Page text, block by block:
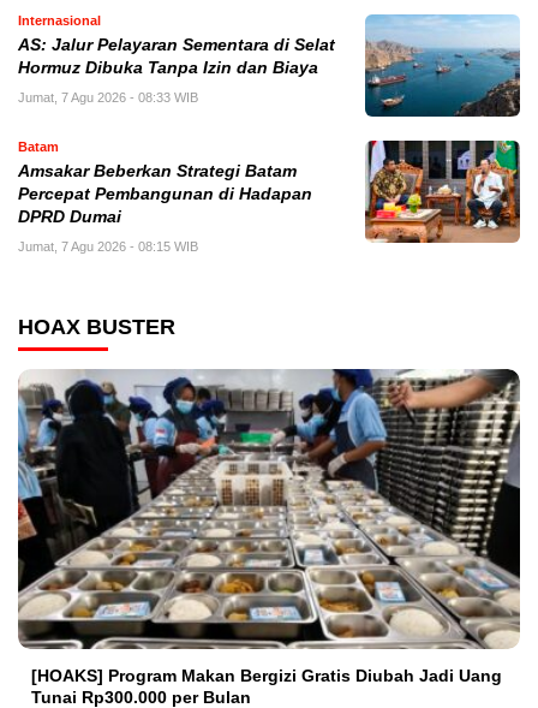
Internasional
AS: Jalur Pelayaran Sementara di Selat
Hormuz Dibuka Tanpa Izin dan Biaya
Jumat, 7 Agu 2026 - 08:33 WIB
Batam
Amsakar Beberkan Strategi Batam
Percepat Pembangunan di Hadapan
DPRD Dumai
Jumat, 7 Agu 2026 - 08:15 WIB
HOAX BUSTER
[HOAKS] Program Makan Bergizi Gratis Diubah Jadi Uang
Tunai Rp300.000 per Bulan